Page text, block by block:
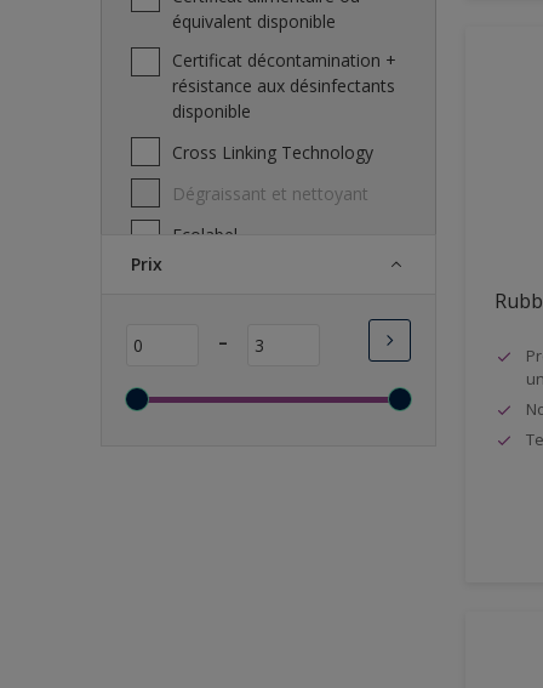
Pierreux
Plafonds
Plafonnage
Plaques de plâtre, Gyproc
Plaster
Plastique
Sols
équivalent disponible
Certificat décontamination +
résistance aux désinfectants
disponible
Cross Linking Technology
Dégraissant et nettoyant
Ecolabel
Prix
-